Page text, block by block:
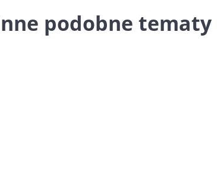
podobne tematy